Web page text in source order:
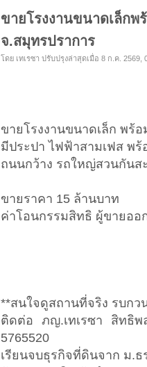
ขายโรงงานขนาดเล็กพ
จ.สมุทรปราการ
โดย เทเรซา ปรับปรุงล่าสุดเมื่อ 8 ก.ค. 2569,
ขายโรงงานขนาดเล็ก พร้
มีประปา ไฟฟ้าสามเฟส พร้
ถนนกว้าง รถใหญ่สวนกันส
ขายราคา 15 ล้านบาท
ค่าโอนกรรมสิทธิ ผู้ขายออ
**สนใจดูสถานที่จริง รบก
ติดต่อ ภญ.เทเรซา สิทธิ
5765520
เรียนจบธุรกิจที่ดินจาก ม.